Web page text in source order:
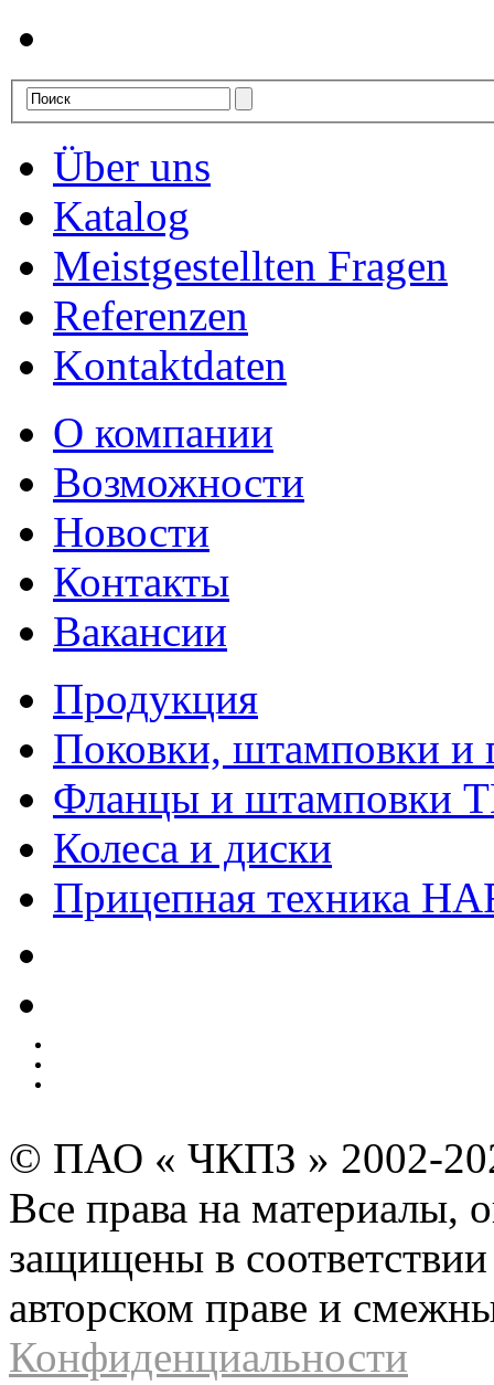
Über uns
Katalog
Meistgestellten Fragen
Referenzen
Kontaktdaten
О компании
Возможности
Новости
Контакты
Вакансии
Продукция
Поковки, штамповки и
Фланцы и штамповки
Колеса и диски
Прицепная техника
© ПАО « ЧКПЗ » 2002-
Все права на материалы,
защищены в соответствии
авторском праве и
Конфиденциальности